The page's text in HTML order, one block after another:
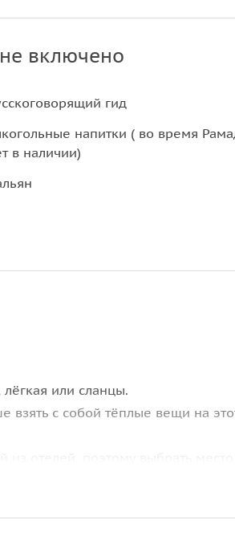
включено
гид
напитки ( во время
в наличии)
или сланцы.
взять с собой тёплые вещи на
на момент подачи авто для